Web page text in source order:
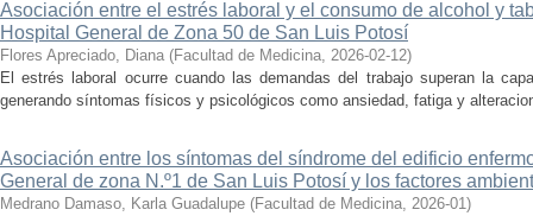
Asociación entre el estrés laboral y el consumo de alcohol y
Hospital General de Zona 50 de San Luis Potosí
Flores Apreciado, Diana (Facultad de Medicina, 2026-02-12)
El estrés laboral ocurre cuando las demandas del trabajo superan la
generando síntomas físicos y psicológicos como ansiedad, fatiga y
Asociación entre los síntomas del síndrome del edificio
General de zona N.º1 de San Luis Potosí y los factores
Medrano Damaso, Karla Guadalupe (Facultad de Medicina, 2026-01)